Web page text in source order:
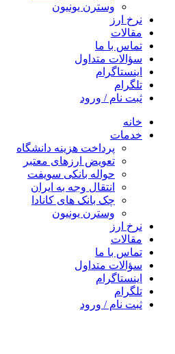
وسترن یونیون
نرخ ارز
مقالات
تماس با ما
سؤالات متداول
اینستاگرام
تلگرام
ثبت نام / ورود
خانه
خدمات
پرداخت هزینه دانشگاه
تعویض ارزهای معتبر
حواله بانکی سویفت
انتقال وجه به ایران
چک بانک های کانادا
وسترن یونیون
نرخ ارز
مقالات
تماس با ما
سؤالات متداول
اینستاگرام
تلگرام
ثبت نام / ورود